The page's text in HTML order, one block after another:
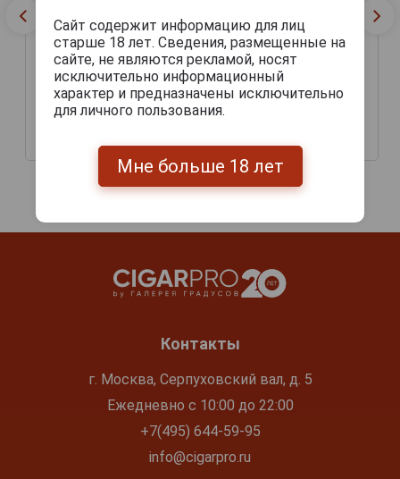
Сигары Ramon Allones
Specially Selected
2 235 руб.
Ramon Allones Club
1 200 руб.
Контакты
г. Москва, Серпуховский вал, д. 5
Ежедневно с 10:00 до 22:00
+7(495) 644-59-95
info@cigarpro.ru
Сайт содержит информацию для лиц
старше 18 лет. Сведения, размещенные на
сайте, не являются рекламой, носят
исключительно информационный
характер и предназначены исключительно
для личного пользования.
Мне больше 18 лет